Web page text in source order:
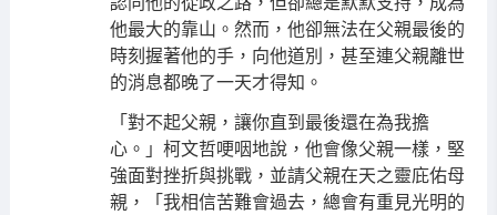
他最大的靠山。然而，他卻無法在父親最後的
時刻握著他的手，向他道別，甚至連父親離世
的消息都晚了一天才得知。
「對不起父親，讓你直到最後還在為我擔
心。」柯文哲哽咽地說，他會像父親一樣，堅
強面對挫折與挑戰，並請父親在天之靈庇佑母
親，「我相信苦難會過去，總會有重見光明的